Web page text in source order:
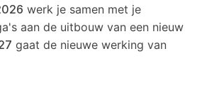
werk je samen met je
aan de uitbouw van een nieuw
gaat de nieuwe werking van